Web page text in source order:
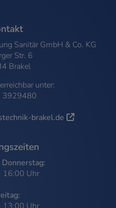
UND
Sanitär GmbH & Co. KG
Str. 6
Brakel
unter:
3929480
brakel.de
16:00 Uhr